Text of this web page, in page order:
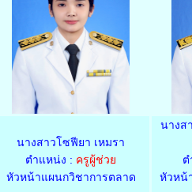
นางสาวโซฟียา เหมรา
ตำแหน่ง : ครูผู้ช่วย
หัวหน้าแผนกวิชาการตลาด
นางส
หัวหน้